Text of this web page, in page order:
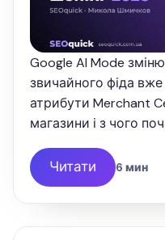
Google AI Mode
звичайного фіда
атрибути Merchant
магазини і з чого
Читати 6 мин